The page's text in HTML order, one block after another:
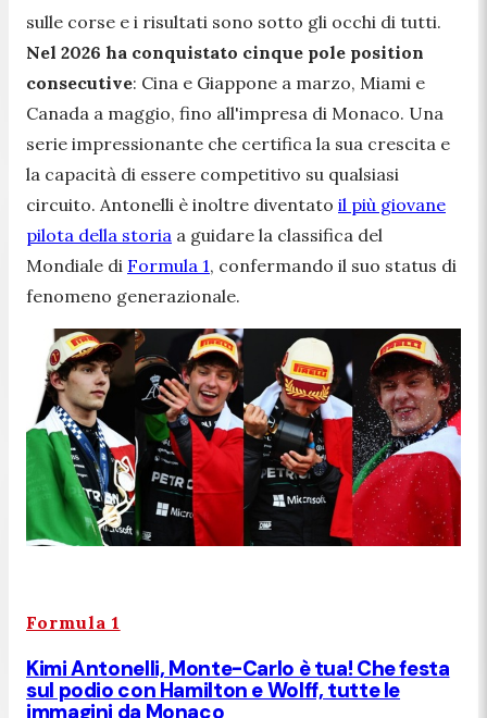
sulle corse e i risultati sono sotto gli occhi di tutti.
Nel 2026 ha conquistato cinque pole position
consecutive: Cina e Giappone a marzo, Miami e
Canada a maggio, fino all'impresa di Monaco. Una
serie impressionante che certifica la sua crescita e
la capacità di essere competitivo su qualsiasi
circuito. Antonelli è inoltre diventato il più giovane
pilota della storia a guidare la classifica del
Mondiale di Formula 1, confermando il suo status di
fenomeno generazionale.
Formula 1
Kimi Antonelli, Monte-Carlo è tua! Che festa
sul podio con Hamilton e Wolff, tutte le
immagini da Monaco